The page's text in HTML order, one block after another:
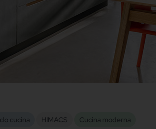
cucina HIMACS Cucina moderna